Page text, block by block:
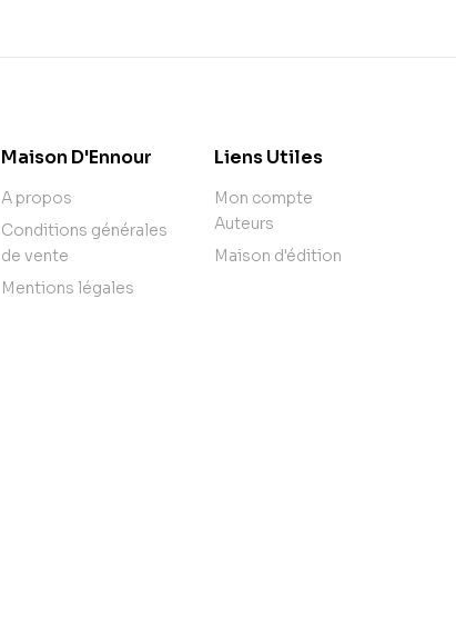
Maison D'Ennour
A propos
Conditions générales
de vente
Mentions légales
Liens Utiles
Mon compte
Auteurs
Maison d'édition